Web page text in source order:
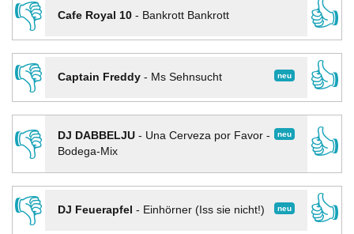
👎
Cafe Royal 10- Bankrott Bankrott
👍
👎
neu
Captain Freddy- Ms Sehnsucht
👍
👎
neu
DJ DABBELJU- Una Cerveza por Favor -
Bodega-Mix
👍
👎
neu
DJ Feuerapfel - Einhörner (Iss sie nicht!)
👍